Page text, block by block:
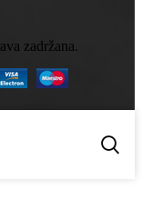
zadržana.